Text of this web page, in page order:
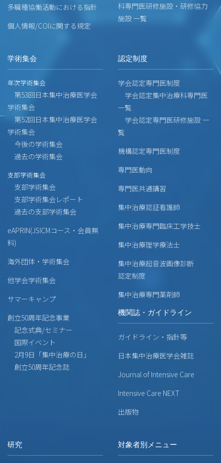
多職種協働活動における指針
個人情報/COIに関する規定
科専門医研修施設・研修協力
施設 一覧
学術集会
年次学術集会
第53回日本集中治療医学会
学術集会
第52回日本集中治療医学会
学術集会
今後の学術集会
過去の学術集会
支部学術集会
支部学術集会
支部学術集会レポート
過去の支部学術集会
eAPRIN(JSICMコース・会員無
料)
海外団体・学術集会
他学会学術集会
サマーキャンプ
創立50周年記念事業
記念式典/セミナー
国際イベント
2月9日「集中治療の日」
創立50周年記念誌
認定制度
学会認定専門医制度
学会認定集中治療科専門医
一覧
学会認定専門医研修施設 一
覧
機構認定専門医制度
専門医動向
専門医共通講習
集中治療認証看護師
集中治療専門臨床工学技士
集中治療理学療法士
集中治療超音波画像診断
認定制度
集中治療専門薬剤師
機関誌・ガイドライン
ガイドライン・指針等
日本集中治療医学会雑誌
Journal of Intensive Care
Intensive Care NEXT
出版物
研究 対象者別メニュー